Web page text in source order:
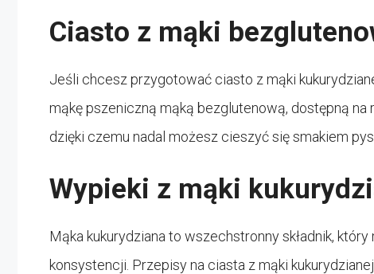
Ciasto z mąki
Jeśli chcesz przygotować ciasto z mąki
mąkę pszeniczną mąką bezglutenową, dostępną na
dzięki czemu nadal możesz cieszyć się smakiem
Wypieki z mąki
Mąka kukurydziana to wszechstronny składnik,
konsystencji. Przepisy na ciasta z mąki